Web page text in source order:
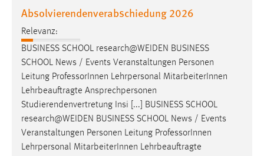
Absolvierendenverabschiedung 2026
Relevanz:
BUSINESS SCHOOL research@WEIDEN BUSINESS
SCHOOL News / Events Veranstaltungen Personen
Leitung ProfessorInnen Lehrpersonal MitarbeiterInnen
Lehrbeauftragte Ansprechpersonen
Studierendenvertretung Insi [...] BUSINESS SCHOOL
research@WEIDEN BUSINESS SCHOOL News / Events
Veranstaltungen Personen Leitung ProfessorInnen
Lehrpersonal MitarbeiterInnen Lehrbeauftragte
Name:
site-language-preference
Zweck:
Das Cookie speichert die gewählte Sprache der Website.
Cookie Laufzeit:
30 Tage
Chat